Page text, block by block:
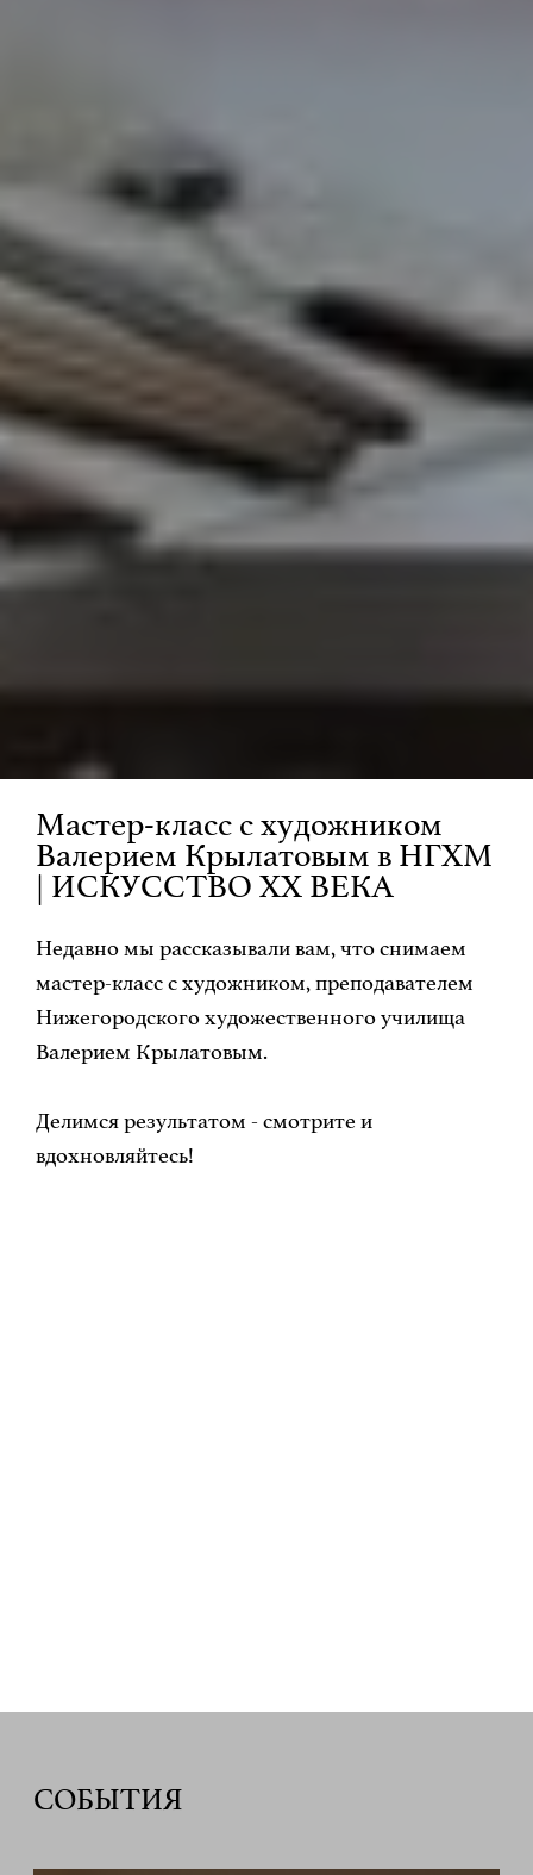
Мастер-класс с художником
Валерием Крылатовым в НГХМ
| ИСКУССТВО XX ВЕКА
Недавно мы рассказывали вам, что снимаем
мастер-класс с художником, преподавателем
Нижегородского художественного училища
Валерием Крылатовым.
Делимся результатом - смотрите и
вдохновляйтесь!
СОБЫТИЯ